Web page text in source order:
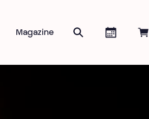
Agenda
Zoeken
Magazine